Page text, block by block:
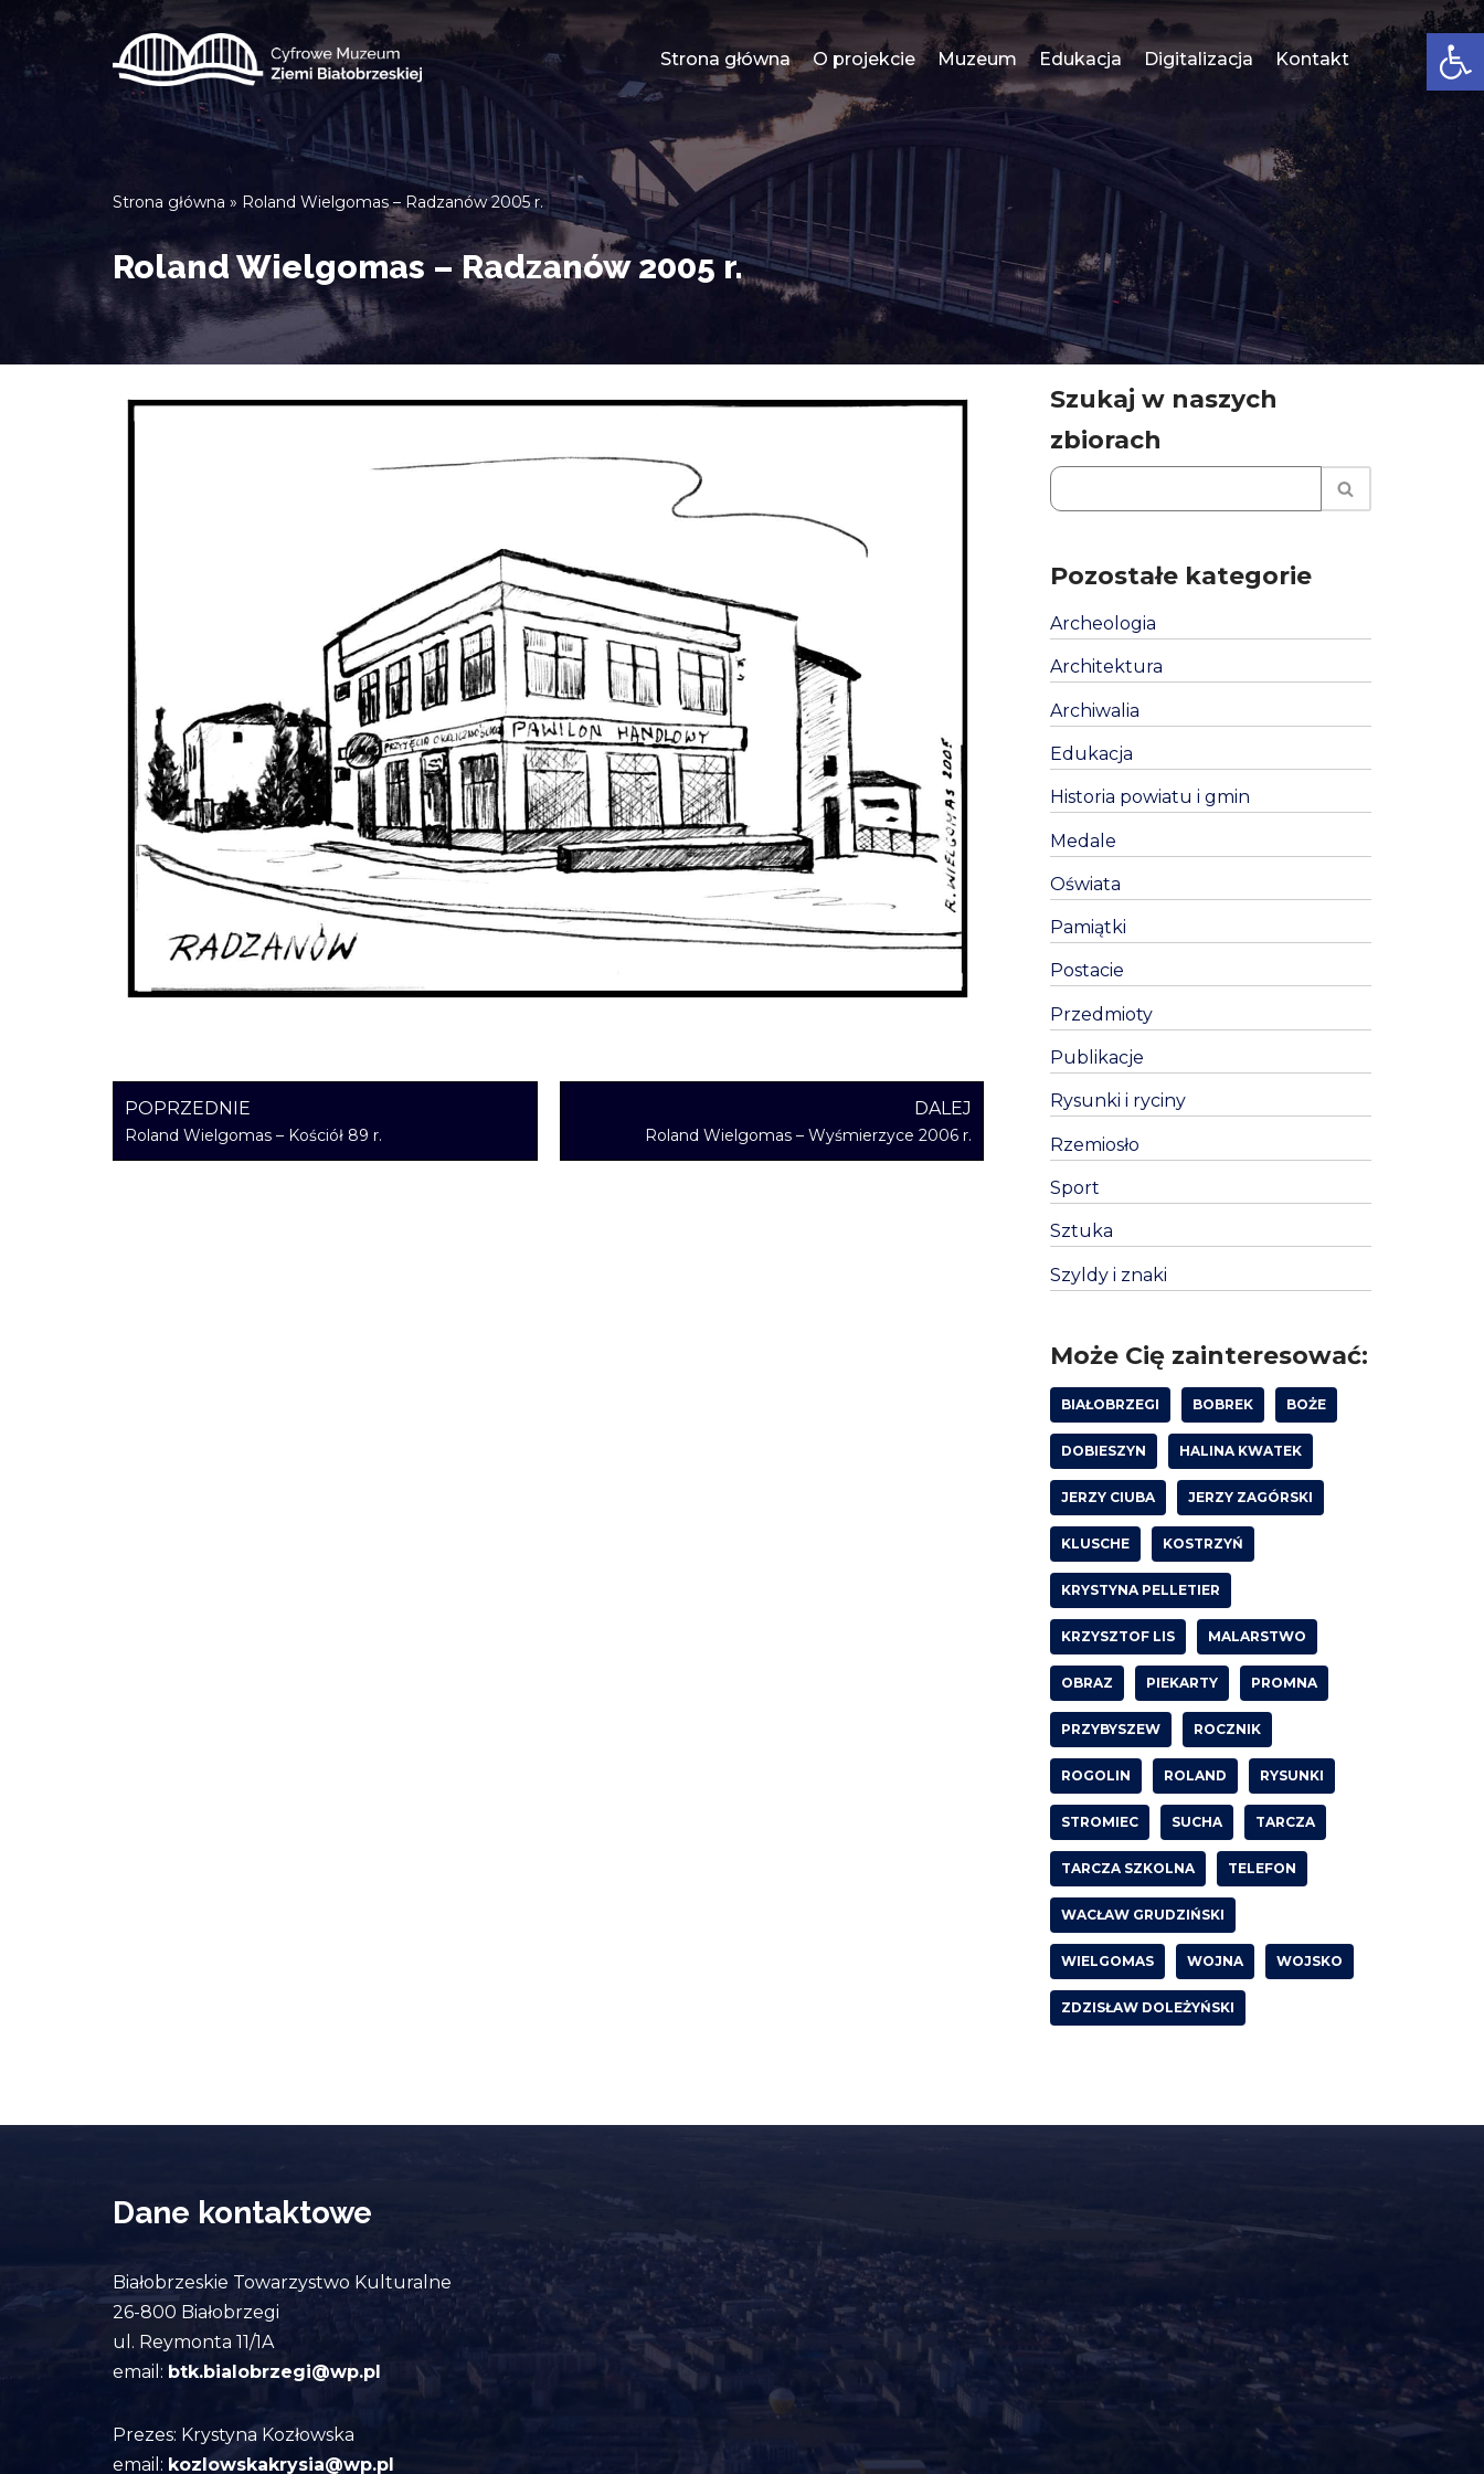
Przejdź
Strona główna O projekcie Muzeum Edukacja Digitalizacja Kontakt
Strona główna » Roland Wielgomas – Radzanów 2005 r.
Roland Wielgomas – Radzanów 2005 r.
POPRZEDNIE
Roland Wielgomas – Kościół 89 r.
DALEJ
Roland Wielgomas – Wyśmierzyce 2006 r.
Szukaj w naszych
zbiorach
Pozostałe kategorie
Archeologia
Architektura
Archiwalia
Edukacja
Historia powiatu i gmin
Medale
Oświata
Pamiątki
Postacie
Przedmioty
Publikacje
Rysunki i ryciny
Rzemiosło
Sport
Sztuka
Szyldy i znaki
Może Cię zainteresować:
BIAŁOBRZEGI BOBREK BOŻE
DOBIESZYN HALINA KWATEK
JERZY CIUBA JERZY ZAGÓRSKI
KLUSCHE KOSTRZYŃ
KRYSTYNA PELLETIER
KRZYSZTOF LIS MALARSTWO
OBRAZ PIEKARTY PROMNA
PRZYBYSZEW ROCZNIK
ROGOLIN ROLAND RYSUNKI
STROMIEC SUCHA TARCZA
TARCZA SZKOLNA TELEFON
WACŁAW GRUDZIŃSKI
WIELGOMAS WOJNA WOJSKO
ZDZISŁAW DOLEŻYŃSKI
Dane kontaktowe
Białobrzeskie Towarzystwo Kulturalne
26-800 Białobrzegi
ul. Reymonta 11/1A
email: btk.bialobrzegi@wp.pl
Prezes: Krystyna Kozłowska
email: kozlowskakrysia@wp.pl